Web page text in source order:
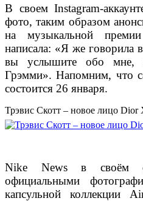
В своем Instagram-
фото, таким образом
на музыкальной
написала: «Я же говорила
вы услышите обо мне,
Грэмми». Напомним, что
состоится 26 января.
Трэвис Скотт – новое лицо Dior
Nike News в своём
официальными
капсульной коллекции